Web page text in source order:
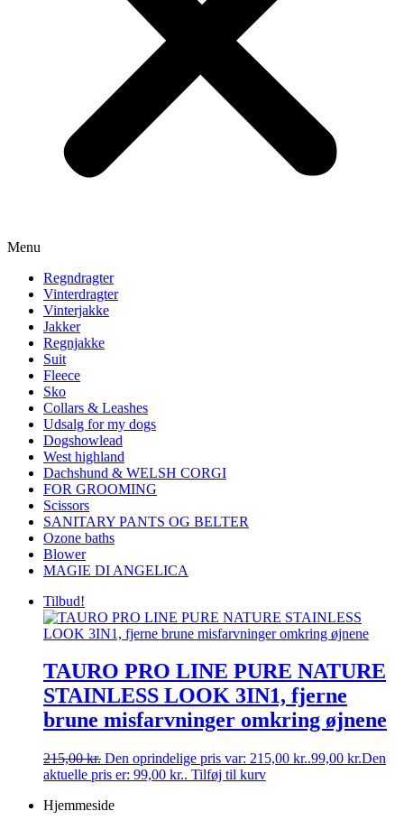
Menu
Regndragter
Vinterdragter
Vinterjakke
Jakker
Regnjakke
Suit
Fleece
Sko
Collars & Leashes
Udsalg for my dogs
Dogshowlead
West highland
Dachshund & WELSH CORGI
FOR GROOMING
Scissors
SANITARY PANTS OG BELTER
Ozone baths
Blower
MAGIE DI ANGELICA
Tilbud!
TAURO PRO LINE PURE NATURE
STAINLESS LOOK 3IN1, fjerne
brune misfarvninger omkring øjnene
215,00kr. Den oprindelige pris var: 215,00 kr..99,00 kr.Den
aktuelle pris er: 99,00 kr.. Tilføj til kurv
Hjemmeside